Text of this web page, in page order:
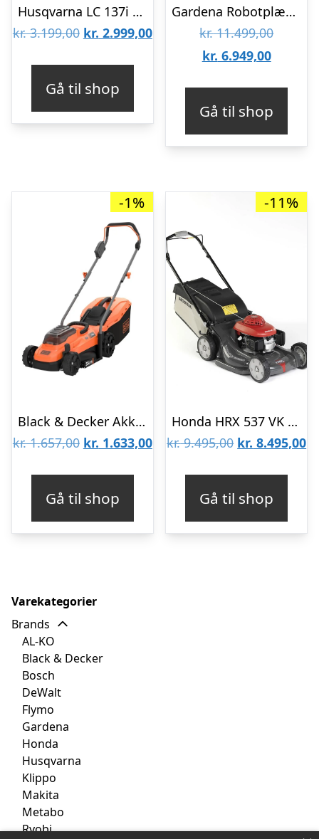
Husqvarna LC 137i Plæneklipper Komplet
kr.3.199,00 Den
kr. 3.199,00.
kr. 2.999,00Den
kr. 2.999,00.
Gå til shop
Gardena Robotplæneklipper smart SILENO free 1000 mÂ² – 19925-24
kr.11.499,00Den
kr. 6.949,00Den
kr.
Gå til shop
-1%
Black & Decker Akkuplæneklipper BCMW3318N 36V 2x18V Plæneklipper 33cm solo
kr.1.657,00 Den
kr. 1.657,00.
kr. 1.633,00Den
kr. 1.633,00.
Gå til shop
-11%
Honda HRX 537 VK Plæneklipper
kr.9.495,00 Den
kr. 9.495,00.
kr. 8.495,00
Gå til shop
Varekategorier
Brands
AL-KO
Black & Decker
Bosch
DeWalt
Flymo
Gardena
Honda
Husqvarna
Klippo
Makita
Metabo
Ryobi